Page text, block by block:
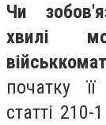
Чи
хвилі
початку
статті 210-